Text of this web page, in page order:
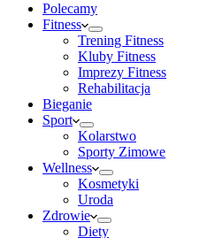
Polecamy
Fitness
Trening Fitness
Kluby Fitness
Imprezy Fitness
Rehabilitacja
Bieganie
Sport
Kolarstwo
Sporty Zimowe
Wellness
Kosmetyki
Uroda
Zdrowie
Diety